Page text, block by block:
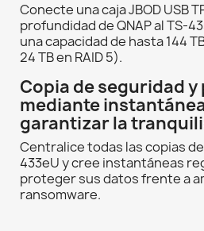
Conecte una caja JBOD USB
profundidad de QNAP al TS-
una capacidad de hasta 144
24 TB en RAID 5).
Copia de seguridad
mediante
garantizar la
Centralice todas las copias
433eU y cree instantáneas
proteger sus datos frente a
ransomware.